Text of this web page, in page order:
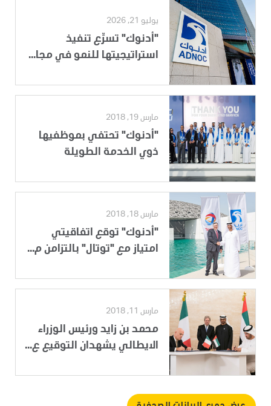
يوليو 21, 2026
"أدنوك" تسرِّع تنفيذ
استراتيجيتها للنمو في مجا...
مارس 19, 2018
"أدنوك" تحتفي بموظفيها
ذوي الخدمة الطويلة
مارس 18, 2018
"أدنوك" توقع اتفاقيتي
امتياز مع "توتال" بالتزامن م...
مارس 11, 2018
محمد بن زايد ورئيس الوزراء
الايطالي يشهدان التوقيع ع...